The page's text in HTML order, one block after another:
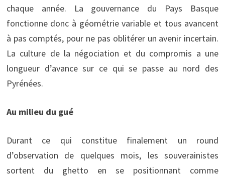
chaque année. La gouvernance du Pays Basque
fonctionne donc à géométrie variable et tous avancent
à pas comptés, pour ne pas oblitérer un avenir incertain.
La culture de la négociation et du compromis a une
longueur d’avance sur ce qui se passe au nord des
Pyrénées.
Au milieu du gué
Durant ce qui constitue finalement un round
d’observation de quelques mois, les souverainistes
sortent du ghetto en se positionnant comme